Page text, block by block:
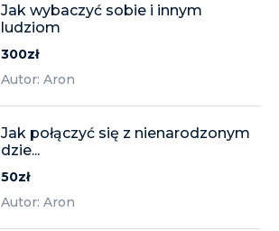
Jak wybaczyć sobie i innym
ludziom
300zł
Autor: Aron
Jak połączyć się z nienarodzonym
dzie...
50zł
Autor: Aron